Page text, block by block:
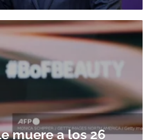
muere a los 26